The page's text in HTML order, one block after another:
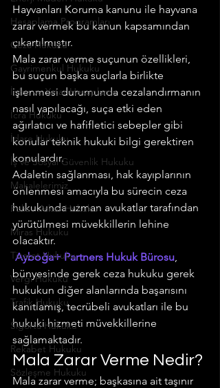
Hesaplama Programları
Ceza Hukuku
Gayrimenkul Hukuku
İnfaz ve Yatar Hesaplama
İcra Hukuku
İdare Hukuku
İş ve Sosyal Güvenlik Hukuku
Makalelerimiz
Polis - Asker Hukuku
Miras Hukuku
Ticaret Hukuku
Vergi Hukuku
Trafik Hukuku
Sigorta Hukuku
Rekabet Hukuku
Sözleşme Hukuku
Hayvanları Koruma kanunu ile hayvana
zarar vermek bu kanun kapsamından
çıkartılmıştır.
Mala zarar verme suçunun özellikleri,
bu suçun başka suçlarla birlikte
işlenmesi durumunda cezalandırmanın
nasıl yapılacağı, suça etki eden
ağırlatıcı ve hafifletici sebepler gibi
konular teknik hukuki bilgi gerektiren
konulardır.
Adaletin sağlanması, hak kayıplarının
önlenmesi amacıyla bu sürecin ceza
hukukunda uzman avukatlar tarafından
yürütülmesi müvekkillerin lehine
olacaktır.
Ayboğa+ Partners Hukuk Bürosu,
bünyesinde gerek ceza hukuku gerek
hukukun diğer alanlarında başarısını
kanıtlamış, tecrübeli avukatları ile bu
hukuki hizmeti müvekkillerine
sağlamaktadır.
Mala Zarar Verme Nedir?
Mala zarar verme; başkasına ait taşınır